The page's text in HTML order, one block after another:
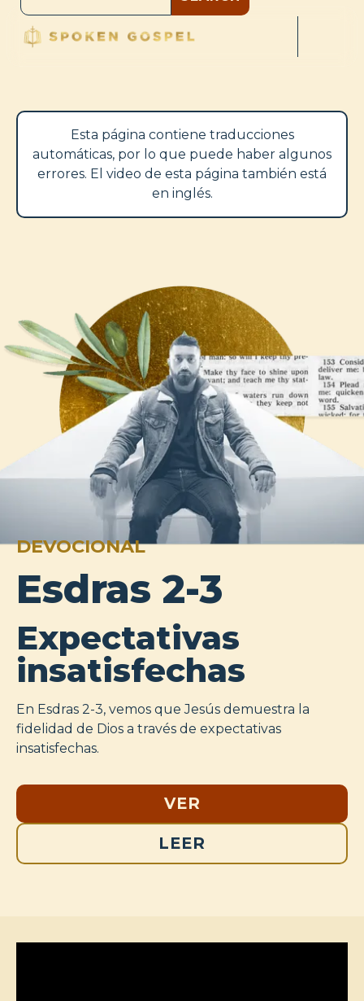
Esta página contiene traducciones
automáticas, por lo que puede haber algunos
errores. El video de esta página también está
en inglés.
DEVOCIONAL
Esdras 2-3
Expectativas
insatisfechas
En Esdras 2-3, vemos que Jesús demuestra la
fidelidad de Dios a través de expectativas
insatisfechas.
VER
LEER